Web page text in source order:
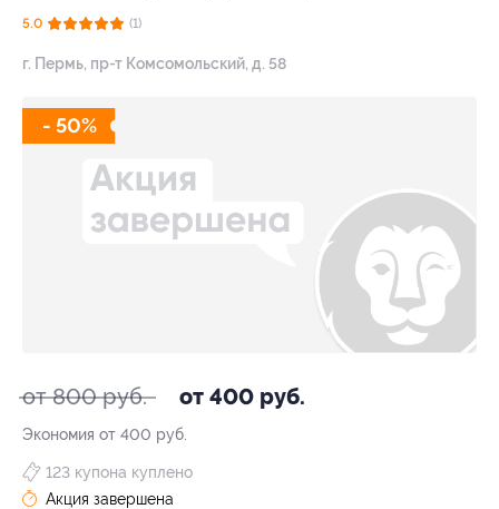
5.0 (1)
г. Пермь, пр-т Комсомольский, д. 58
- 50%
от 800 руб. от 400 руб.
Экономия от 400 руб.
123 купона куплено
Акция завершена